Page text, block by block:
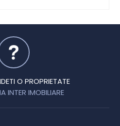
O PROPRIETATE
INTER IMOBILIARE